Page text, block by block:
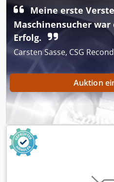
Maschinengewicht ca. 10 t
Betriebsspannung 380 V
Ersatzmesser
Meine erste
Maschinensucher
Erfolg.
Carsten Sasse, CSG
Auktion